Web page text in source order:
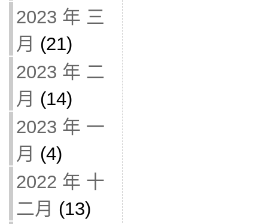
2023 年 三
月 (21)
2023 年 二
月 (14)
2023 年 一
月 (4)
2022 年 十
二月 (13)